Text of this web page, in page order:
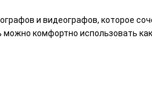
и видеографов, которое
комфортно использовать